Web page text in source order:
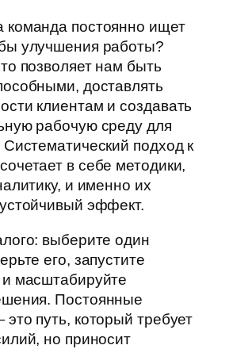
постоянно ищет
улучшения работы?
позволяет нам быть
доставлять
клиентам и создавать
рабочую среду для
Систематический подход к
в себе методики,
и именно их
эффект.
выберите один
его, запустите
масштабируйте
Постоянные
путь, который требует
но приносит